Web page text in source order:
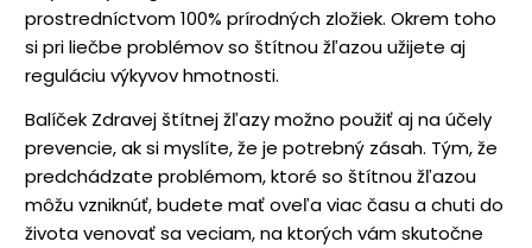
prostredníctvom 100% prírodných zložiek. Okrem toho
si pri liečbe problémov so štítnou žľazou užijete aj
reguláciu výkyvov hmotnosti.
Balíček Zdravej štítnej žľazy možno použiť aj na účely
prevencie, ak si myslíte, že je potrebný zásah. Tým, že
predchádzate problémom, ktoré so štítnou žľazou
môžu vzniknúť, budete mať oveľa viac času a chuti do
života venovať sa veciam, na ktorých vám skutočne